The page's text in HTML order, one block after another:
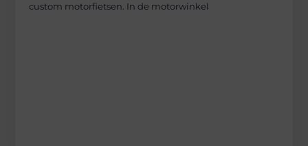
custom motorfietsen. In de motorwinkel